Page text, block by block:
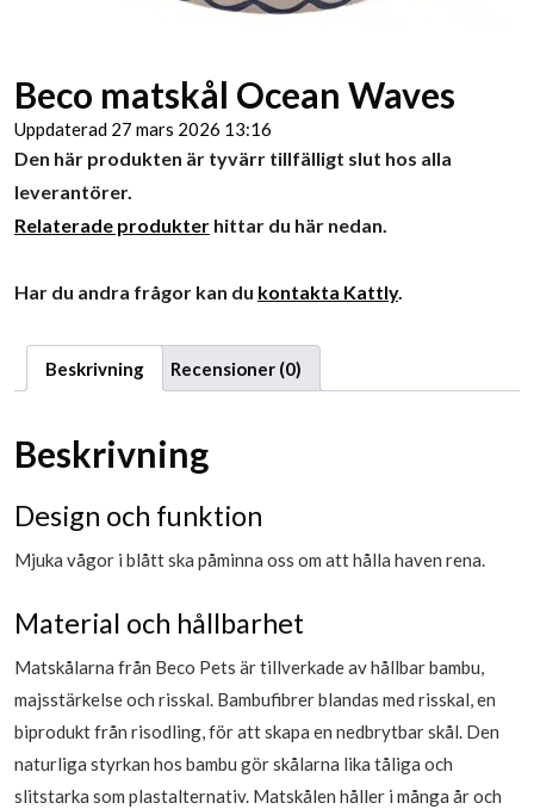
Beco matskål Ocean Waves
Uppdaterad 27 mars 2026 13:16
Den här produkten är tyvärr tillfälligt slut hos alla
leverantörer.
Relaterade produkter hittar du här nedan.
Har du andra frågor kan du kontakta Kattly.
Beskrivning Recensioner (0)
Beskrivning
Design och funktion
Mjuka vågor i blått ska påminna oss om att hålla haven rena.
Material och hållbarhet
Matskålarna från Beco Pets är tillverkade av hållbar bambu,
majsstärkelse och risskal. Bambufibrer blandas med risskal, en
biprodukt från risodling, för att skapa en nedbrytbar skål. Den
naturliga styrkan hos bambu gör skålarna lika tåliga och
slitstarka som plastalternativ. Matskålen håller i många år och